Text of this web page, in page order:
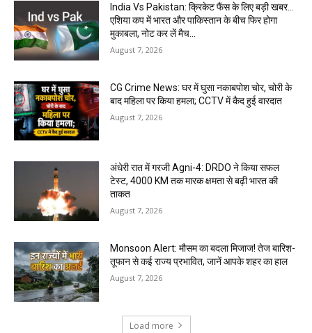
India Vs Pakistan: क्रिकेट फैंस के लिए बड़ी खबर…
एशिया कप में भारत और पाकिस्तान के बीच फिर होगा
मुकाबला, नोट कर लें मैच...
August 7, 2026
CG Crime News: घर में घुसा नकाबपोश चोर, चोरी के
बाद महिला पर किया हमला; CCTV में कैद हुई वारदात
August 7, 2026
अंधेरी रात में गरजी Agni-4: DRDO ने किया सफल
टेस्ट, 4000 KM तक मारक क्षमता से बढ़ी भारत की
ताकत
August 7, 2026
Monsoon Alert: मौसम का बदला मिजाज! तेज बारिश-
तूफान से कई राज्य प्रभावित, जानें आपके शहर का हाल
August 7, 2026
Load more